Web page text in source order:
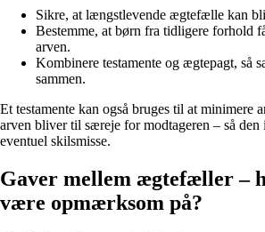
Sikre, at længstlevende ægtefælle kan
Bestemme, at børn fra tidligere forhold
arven.
Kombinere testamente og ægtepagt, så
sammen.
Et testamente kan også bruges til at minimere
arven bliver til særeje for modtageren – så den
eventuel skilsmisse.
Gaver mellem ægtefæller –
være opmærksom på?